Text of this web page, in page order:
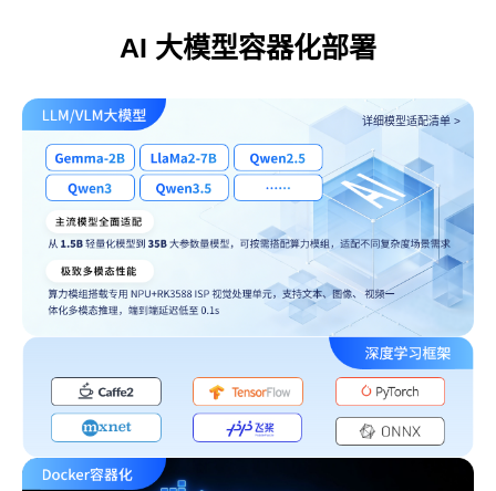
AI 大模型容器化部署
详细模型适配清单 >